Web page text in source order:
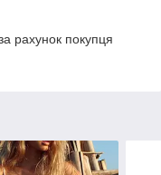
рахунок покупця